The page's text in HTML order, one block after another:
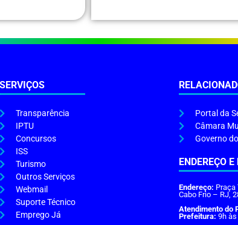
SERVIÇOS
Transparência
IPTU
Concursos
ISS
Turismo
Outros Serviços
Webmail
Suporte Técnico
Emprego Já
Portal da
Câmara
Governo
ENDEREÇO
Endereço: Praça
Cabo Frio – RJ,
Atendimento do
Prefeitura: 9h